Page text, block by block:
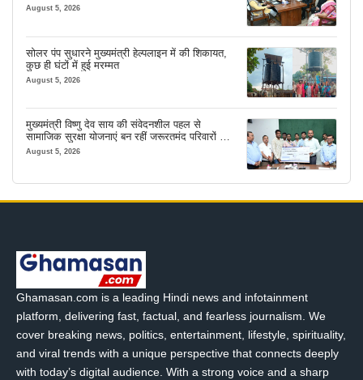
August 5, 2026
सोलर पंप सुधारने मुख्यमंत्री हेल्पलाइन में की शिकायत,
कुछ ही घंटों में हुई मरम्मत
August 5, 2026
मुख्यमंत्री विष्णु देव साय की संवेदनशील पहल से
सामाजिक सुरक्षा योजनाएं बन रहीं जरूरतमंद परिवारों का
मजबूत सहारा
August 5, 2026
Ghamasan.com is a leading Hindi news and infotainment
platform, delivering fast, factual, and fearless journalism. We
cover breaking news, politics, entertainment, lifestyle, spirituality,
and viral trends with a unique perspective that connects deeply
with today’s digital audience. With a strong voice and a sharp